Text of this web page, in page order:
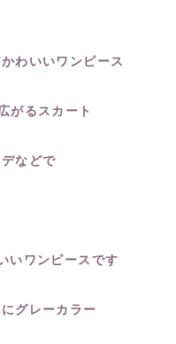
わいいワンピース
がるスカート
などで
いワンピースです
グレーカラー